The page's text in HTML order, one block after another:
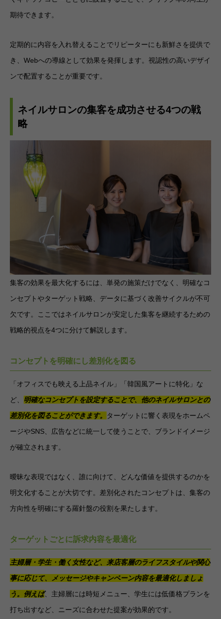
期待できます。
定期的に内容を入れ替えることでリピーターにも新鮮さを提供で
き、Webへの導線として効果を発揮します。視認性の高いデザイ
ンで配置することが重要です。
ネイルサロンの集客を成功させる4つの戦
略
集客の効果を最大化するには、単発の施策だけでなく、明確なコ
ンセプトやターゲット戦略、データに基づく改善サイクルが不可
欠です。ここではネイルサロンが安定した集客を継続するための
戦略的視点を4つに分けて解説します。
コンセプトを明確にし差別化を図る
「オフィスでも映える上品ネイル」「韓国風アートに特化」な
ど、 明確なコンセプトを設定することで、他のネイルサロンとの
差別化を図ることができます。
ターゲットに響く表現をホームペ
ージやSNS、広告などに統一して使うことで、ブランドイメージ
が確立されます。
曖昧な表現ではなく、誰に向けて、どんな価値を提供するのかを
明文化することが大切です。差別化されたコンセプトは、集客の
方向性を明確にする羅針盤の役割を果たします。
ターゲットごとに訴求内容を最適化
主婦層・学生・働く女性など、来店客層のライフスタイルや関心
事に応じて、メッセージやキャンペーン内容を最適化しましょ
う。 例えば、主婦層には時短メニュー、学生には低価格プランを
打ち出すなど、ニーズに合わせた提案が効果的です。